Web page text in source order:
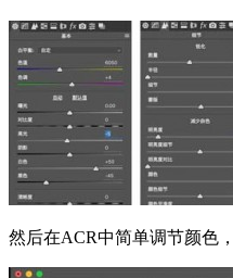
然后在ACR中简单调节颜色